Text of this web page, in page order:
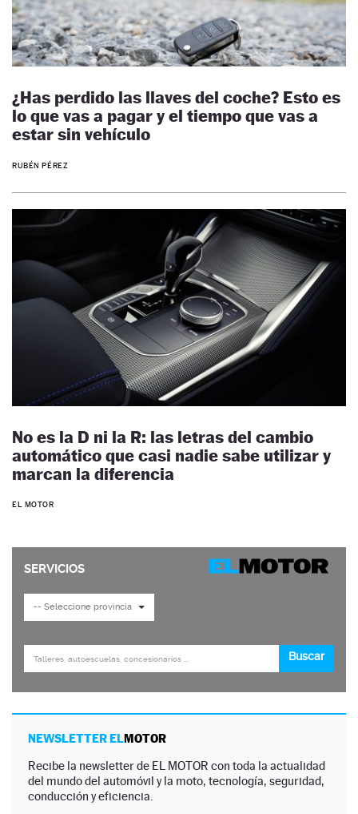
¿Has perdido las llaves del coche? Esto es
lo que vas a pagar y el tiempo que vas a
estar sin vehículo
RUBÉN PÉREZ
No es la D ni la R: las letras del cambio
automático que casi nadie sabe utilizar y
marcan la diferencia
EL MOTOR
NEWSLETTER ELMOTOR
Recibe la newsletter de EL MOTOR con toda la actualidad
del mundo del automóvil y la moto, tecnología, seguridad,
conducción y eficiencia.